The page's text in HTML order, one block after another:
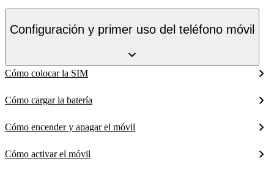
Configuración y primer uso del teléfono móvil
Cómo colocar la SIM
Cómo cargar la batería
Cómo encender y apagar el móvil
Cómo activar el móvil